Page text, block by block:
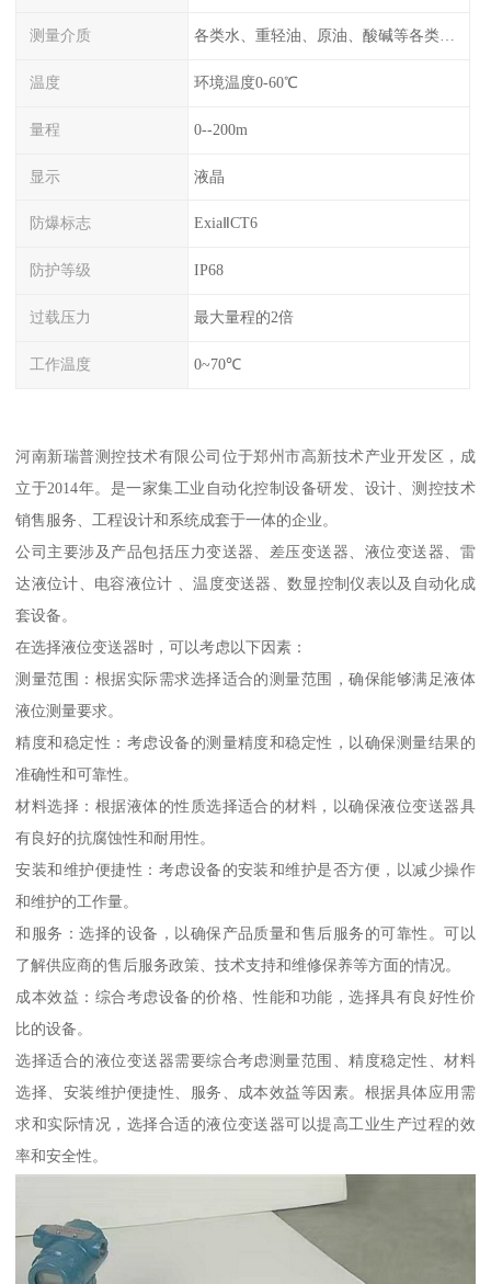
测量介质 各类水、重轻油、原油、酸碱等各类腐蚀液
温度 环境温度0-60℃
量程 0--200m
显示 液晶
防爆标志 ExiaⅡCT6
防护等级 IP68
过载压力 最大量程的2倍
工作温度 0~70℃
河南新瑞普测控技术有限公司位于郑州市高新技术产业开发区，成
立于2014年。是一家集工业自动化控制设备研发、设计、测控技术
销售服务、工程设计和系统成套于一体的企业。
公司主要涉及产品包括压力变送器、差压变送器、液位变送器、雷
达液位计、电容液位计 、温度变送器、数显控制仪表以及自动化成
套设备。
在选择液位变送器时，可以考虑以下因素：
测量范围：根据实际需求选择适合的测量范围，确保能够满足液体
液位测量要求。
精度和稳定性：考虑设备的测量精度和稳定性，以确保测量结果的
准确性和可靠性。
材料选择：根据液体的性质选择适合的材料，以确保液位变送器具
有良好的抗腐蚀性和耐用性。
安装和维护便捷性：考虑设备的安装和维护是否方便，以减少操作
和维护的工作量。
和服务：选择的设备，以确保产品质量和售后服务的可靠性。可以
了解供应商的售后服务政策、技术支持和维修保养等方面的情况。
成本效益：综合考虑设备的价格、性能和功能，选择具有良好性价
比的设备。
选择适合的液位变送器需要综合考虑测量范围、精度稳定性、材料
选择、安装维护便捷性、服务、成本效益等因素。根据具体应用需
求和实际情况，选择合适的液位变送器可以提高工业生产过程的效
率和安全性。